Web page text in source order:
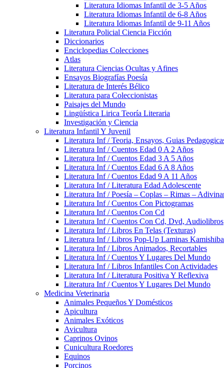
Literatura Idiomas Infantil de 3-5 Años
Literatura Idiomas Infantil de 6-8 Años
Literatura Idiomas Infantil de 9-11 Años
Literatura Policial Ciencia Ficción
Diccionarios
Enciclopedias Colecciones
Atlas
Literatura Ciencias Ocultas y Afines
Ensayos Biografías Poesía
Literatura de Interés Bélico
Literatura para Coleccionistas
Paisajes del Mundo
Lingüística Lirica Teoría Literaria
Investigación y Ciencia
Literatura Infantil Y Juvenil
Literatura Inf / Teoria, Ensayos, Guias
Literatura Inf / Cuentos Edad 0 A 2 Años
Literatura Inf / Cuentos Edad 3 A 5 Años
Literatura Inf / Cuentos Edad 6 A 8 Años
Literatura Inf / Cuentos Edad 9 A 11 Años
Literatura Inf / Literatura Edad Adolescente
Literatura Inf / Poesía – Coplas – Rimas –
Literatura Inf / Cuentos Con Pictogramas
Literatura Inf / Cuentos Con Cd
Literatura Inf / Cuentos Con Cd, Dvd, Audiolibros
Literatura Inf / Libros En Telas (Texturas)
Literatura Inf / Libros Pop-Up Laminas
Literatura Inf / Libros Animados, Recortables
Literatura Inf / Cuentos Y Lugares Del Mundo
Literatura Inf / Libros Infantiles Con Actividades
Literatura Inf / Literatura Positiva Y Reflexiva
Literatura Inf / Cuentos Y Lugares Del Mundo
Medicina Veterinaria
Animales Pequeños Y Domésticos
Apicultura
Animales Exóticos
Avicultura
Caprinos Ovinos
Cunicultura Roedores
Equinos
Porcinos